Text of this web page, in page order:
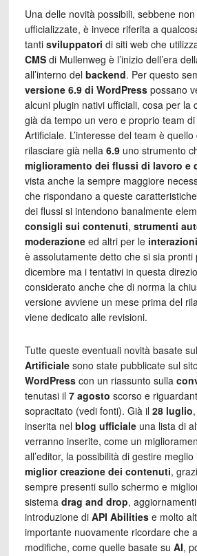
Una delle novità possibili, sebbene
ufficializzate, è invece riferita a
tanti sviluppatori di siti web che
CMSdi Mullenweg è l’inizio dell’era
all’interno del backend. Per questo
versione 6.9 di WordPresspossano
alcuni plugin nativi ufficiali, cosa per la
già da tempo un vero e proprio team
Artificiale. L’interesse del team è
rilasciare già nella 6.9uno strumento
miglioramento dei flussi di lavoro e
vista anche la sempre maggiore
che rispondano a queste
dei flussi si intendono banalmente
consigli sui contenuti, strumenti
moderazioneed altri per le interazioni
è assolutamente detto che si sia pronti
dicembre ma i tentativi in questa
considerato anche che di norma la
versione avviene un mese prima del
viene dedicato alle revisioni.
Tutte queste eventuali novità basate
Artificialesono state pubblicate sul
WordPresscon un riassunto sulla
tenutasi il 7 agosto scorso e
sopracitato (vedi fonti). Già il 28 luglio
inserita nel blog ufficialeuna lista di
verranno inserite, come un
all’editor, la possibilità di gestire
miglior creazione dei contenuti,
sempre presenti sullo schermo e
sistema drag and drop,
introduzione di API Abilitiese molto
importante nuovamente ricordare che
modifiche, come quelle basate su AI,